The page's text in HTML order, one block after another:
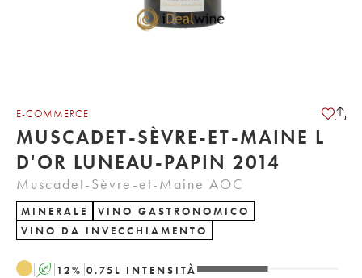
E-COMMERCE
MUSCADET-SÈVRE-ET-MAINE L
D'OR LUNEAU-PAPIN 2014
Muscadet-Sèvre-et-Maine AOC
MINERALE
VINO GASTRONOMICO
VINO DA INVECCHIAMENTO
A 12% 0.75 L INTENSITÀ